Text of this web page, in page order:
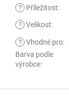
? Příležitost:
? Velikost:
? Vhodné pro:
Barva podle
výrobce: